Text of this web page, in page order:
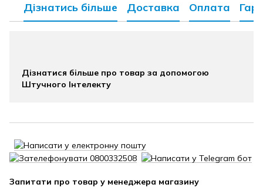
Дізнатись більше Доставка Оплата
Дізнатися більше про товар за допомогою
Штучного Інтелекту
Запитати про товар у менеджера магазину